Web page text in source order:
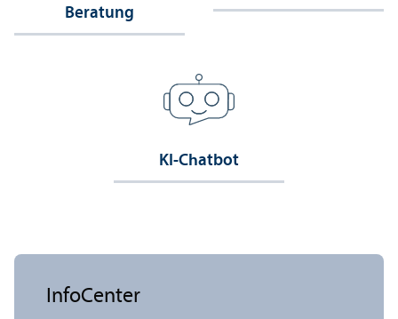
Beratung
KI-Chatbot
InfoCenter